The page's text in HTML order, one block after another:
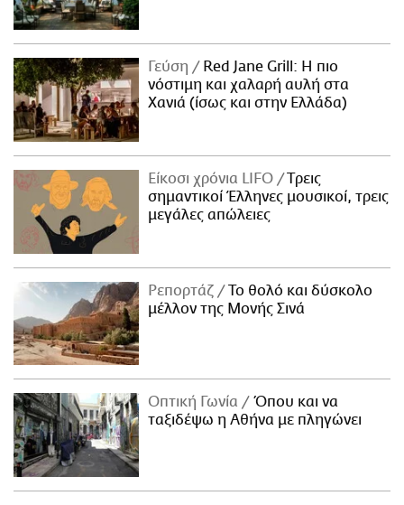
Γεύση
Red Jane Grill: Η πιο
νόστιμη και χαλαρή αυλή στα
Χανιά (ίσως και στην Ελλάδα)
Είκοσι χρόνια LIFO
Tρεις
σημαντικοί Έλληνες μουσικοί, τρεις
μεγάλες απώλειες
Ρεπορτάζ
Το θολό και δύσκολο
μέλλον της Μονής Σινά
Οπτική Γωνία
Όπου και να
ταξιδέψω η Αθήνα με πληγώνει